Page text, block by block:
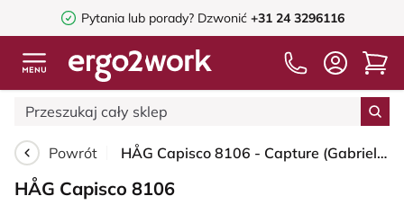
Pytania lub porady? Dzwonić +31 24 3296116
Powrót HÅG Capisco 8106 - Capture (Gabriel) - Wełna / Poliamid - CPT4401 - Warm grey - Blush Rose - 265 mm (seat height 53-79cm) - Soft castors for hard floors
HÅG Capisco 8106